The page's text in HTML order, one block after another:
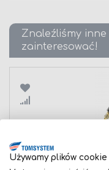
Używamy plików cookie
Znaleźliśmy
zainteresować!
Porównaj